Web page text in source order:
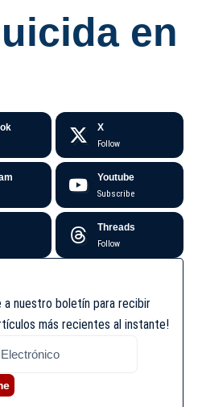
en
X
Follow
Youtube
Subscribe
Threads
Follow
a nuestro boletín para recibir
más recientes al instante!